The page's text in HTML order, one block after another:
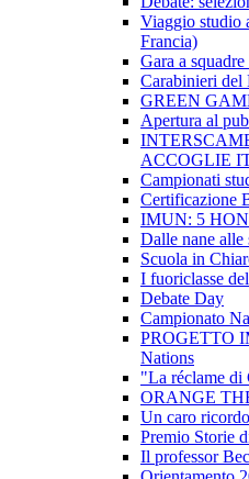
Viaggio studio
Francia)
Gara a
Carabinieri del
GREEN
Apertura al
ACCOGLIE
Campionati
Certificazione
IMUN: 5
Dalle nane alle
Scuola in
I fuoriclasse
Debate Day
Campionato
PROGETTO
Nations
"La réclame di
ORANGE
Un caro
Premio Storie
Il professor